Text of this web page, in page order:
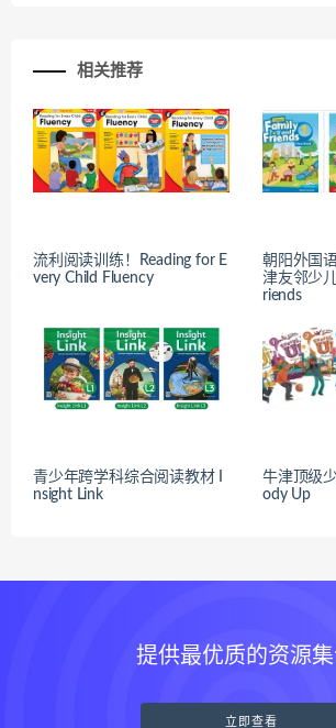
相关推荐
流利阅读训练！Reading for E
very Child Fluency
朝阳外国
津友邻少
riends
青少年跨学科综合阅读教材 I
nsight Link
牛津顶级
ody Up
提供最优质的资源
立即查看